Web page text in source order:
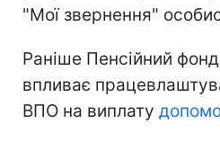
"Мої звернення"
Раніше Пенсійний
впливає
ВПО на виплату